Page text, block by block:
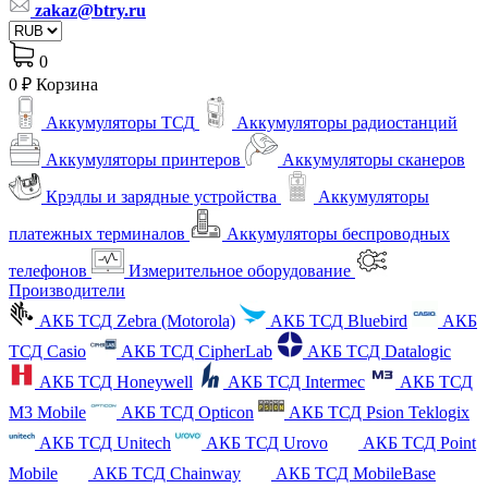
zakaz@btry.ru
0
0 ₽ Корзина
Аккумуляторы ТСД
Аккумуляторы радиостанций
Аккумуляторы принтеров
Аккумуляторы сканеров
Крэдлы и зарядные устройства
Аккумуляторы
платежных терминалов
Аккумуляторы беспроводных
телефонов
Измерительное оборудование
Производители
АКБ ТСД Zebra (Motorola)
АКБ ТСД Bluebird
АКБ
ТСД Casio
АКБ ТСД CipherLab
АКБ ТСД Datalogic
АКБ ТСД Honeywell
АКБ ТСД Intermec
АКБ ТСД
M3 Mobile
АКБ ТСД Opticon
АКБ ТСД Psion Teklogix
АКБ ТСД Unitech
АКБ ТСД Urovo
АКБ ТСД Point
Mobile
АКБ ТСД Chainway
АКБ ТСД MobileBase